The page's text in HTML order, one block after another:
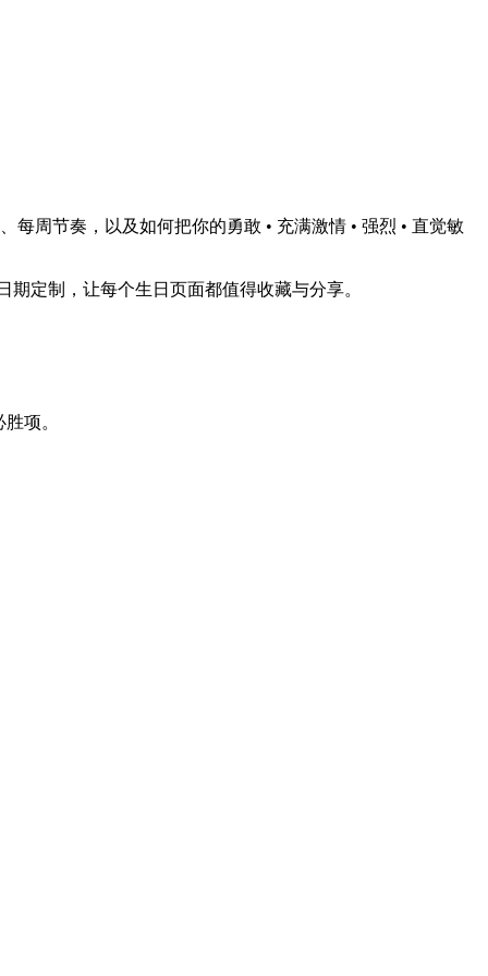
周节奏，以及如何把你的勇敢 • 充满激情 • 强烈 • 直觉敏
定制，让每个生日页面都值得收藏与分享。
项。